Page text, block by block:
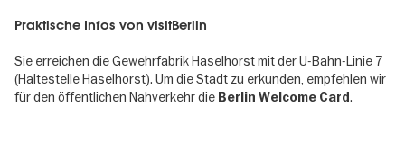
Praktische Infos von visitBerlin
Sie erreichen die Gewehrfabrik Haselhorst mit der U-Bahn-Linie 7
(Haltestelle Haselhorst). Um die Stadt zu erkunden, empfehlen wir
für den öffentlichen Nahverkehr die Berlin Welcome Card.